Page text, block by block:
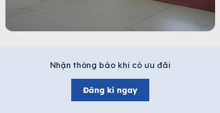
Nhận thông báo khi có ưu đãi
Đăng kí ngay